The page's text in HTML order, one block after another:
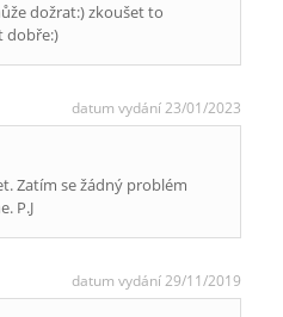
dožrat:) zkoušet to
dobře:)
datum vydání 23/01/2023
Zatím se žádný problém
P.J
datum vydání 29/11/2019